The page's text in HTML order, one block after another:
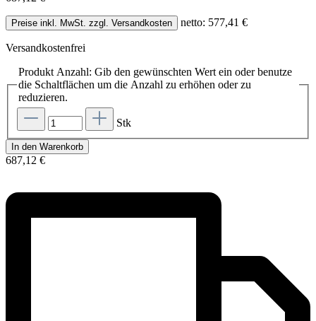
Preise inkl. MwSt. zzgl. Versandkosten netto: 577,41 €
Versandkostenfrei
Produkt Anzahl: Gib den gewünschten Wert ein oder benutze
die Schaltflächen um die Anzahl zu erhöhen oder zu
reduzieren.
Stk
In den Warenkorb
687,12 €